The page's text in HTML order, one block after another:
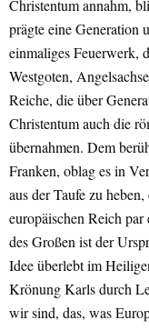
Christentum annahm,
prägte eine Generation
einmaliges Feuerwerk,
Westgoten,
Reiche, die über
Christentum auch die
übernahmen. Dem
Franken, oblag es in
aus der Taufe zu
europäischen Reich
des Großen ist der
Idee überlebt im
Krönung Karls durch
wir sind, das, was